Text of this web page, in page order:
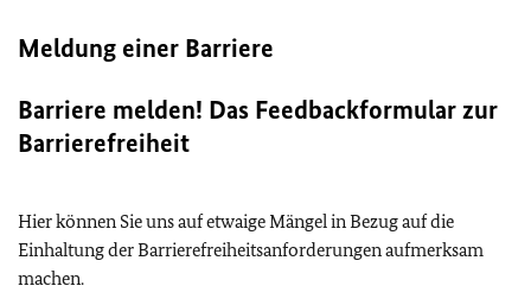
Meldung einer Barriere
Barriere melden! Das Feedbackformular zur
Barrierefreiheit
Hier können Sie uns auf etwaige Mängel in Bezug auf die
Einhaltung der Barrierefreiheitsanforderungen aufmerksam
machen.